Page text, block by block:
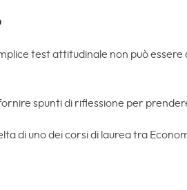
test attitudinale non può
spunti di riflessione per
di uno dei corsi di laurea tra